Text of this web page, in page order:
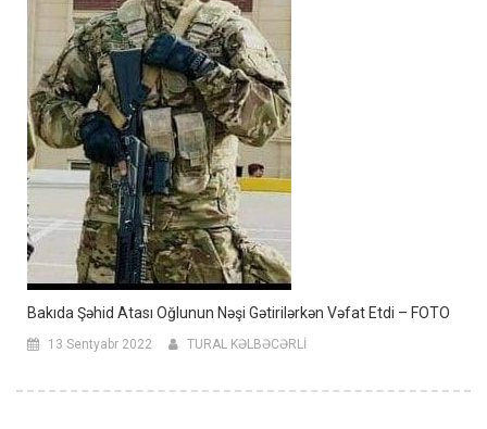
Bakıda Şəhid Atası Oğlunun Nəşi Gətirilərkən Vəfat Etdi – FOTO
13 Sentyabr 2022 TURAL KƏLBƏCƏRLİ